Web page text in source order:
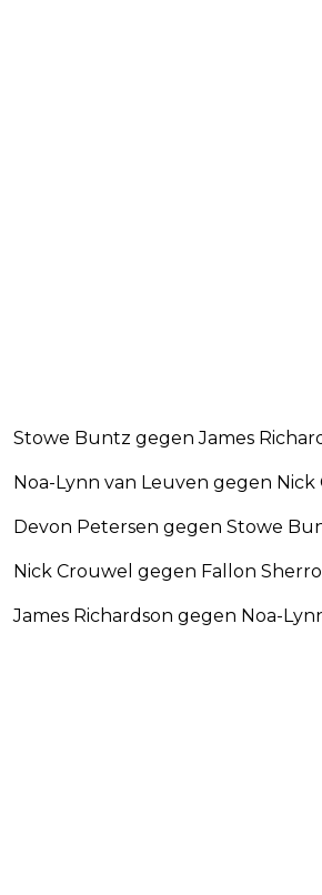
Stowe Buntz gegen James
Noa-Lynn van Leuven gegen Nick
Devon Petersen gegen Stowe
Nick Crouwel gegen Fallon
James Richardson gegen Noa-